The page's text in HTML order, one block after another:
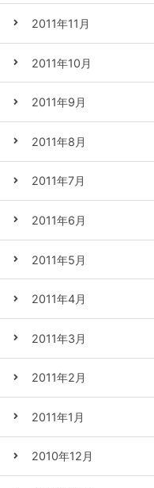
2011年11月
2011年10月
2011年9月
2011年8月
2011年7月
2011年6月
2011年5月
2011年4月
2011年3月
2011年2月
2011年1月
2010年12月